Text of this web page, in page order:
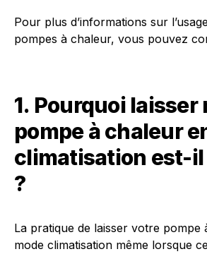
Pour plus d’informations sur
pompes à chaleur, vous pouvez
1. Pourquoi laisser
pompe à chaleur
climatisation est-
?
La pratique de laisser votre pompe
mode climatisation même lorsque